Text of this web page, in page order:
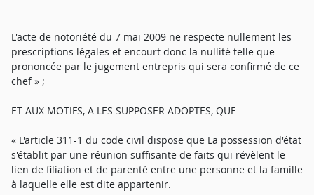
L'acte de notoriété du 7 mai 2009 ne respecte nullement les
prescriptions légales et encourt donc la nullité telle que
prononcée par le jugement entrepris qui sera confirmé de ce
chef » ;
ET AUX MOTIFS, A LES SUPPOSER ADOPTES, QUE
« L'article 311-1 du code civil dispose que La possession d'état
s'établit par une réunion suffisante de faits qui révèlent le
lien de filiation et de parenté entre une personne et la famille
à laquelle elle est dite appartenir.